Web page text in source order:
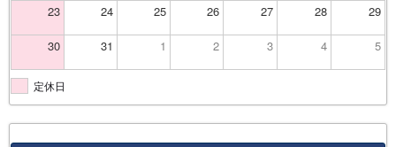
23 24 25 26 27 28 29
30 31 1 2 3 4 5
定休日